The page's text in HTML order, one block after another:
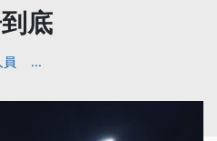
底
員 ...